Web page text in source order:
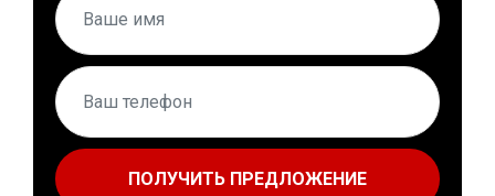
ПОЛУЧИТЬ ПРЕДЛОЖЕНИЕ